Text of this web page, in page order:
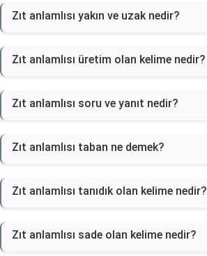
Zıt anlamlısı yakın ve uzak nedir?
Zıt anlamlısı üretim olan kelime nedir?
Zıt anlamlısı soru ve yanıt nedir?
Zıt anlamlısı taban ne demek?
Zıt anlamlısı tanıdık olan kelime nedir?
Zıt anlamlısı sade olan kelime nedir?